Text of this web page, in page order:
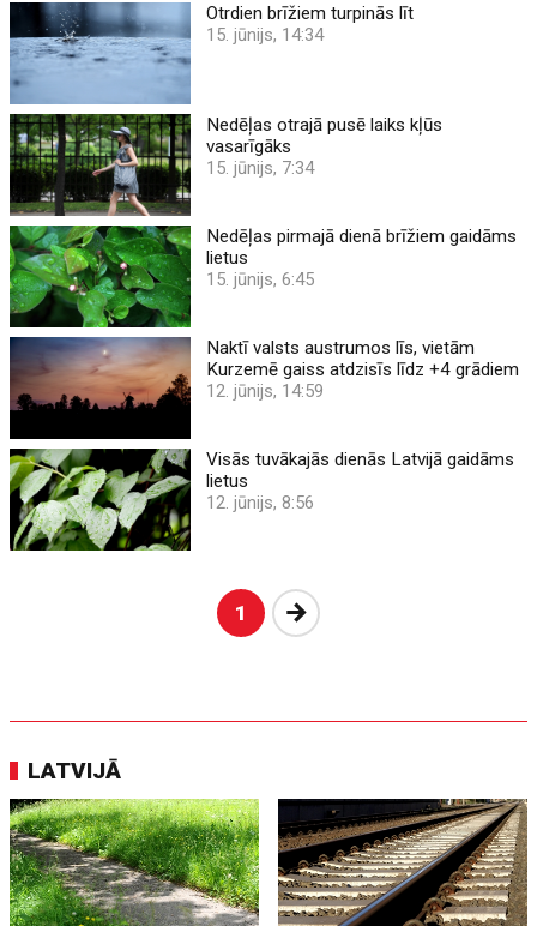
Otrdien brīžiem turpinās līt
15. jūnijs, 14:34
Nedēļas otrajā pusē laiks kļūs
vasarīgāks
15. jūnijs, 7:34
Nedēļas pirmajā dienā brīžiem gaidāms
lietus
15. jūnijs, 6:45
Naktī valsts austrumos līs, vietām
Kurzemē gaiss atdzisīs līdz +4 grādiem
12. jūnijs, 14:59
Visās tuvākajās dienās Latvijā gaidāms
lietus
12. jūnijs, 8:56
1 Nākošā
LATVIJĀ